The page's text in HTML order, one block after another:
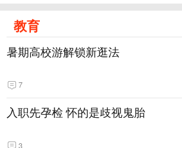
教育
暑期高校游解锁新逛法
7
入职先孕检 怀的是歧视鬼胎
3